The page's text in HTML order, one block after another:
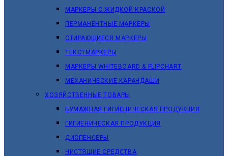
МАРКЕРЫ C ЖИДКОЙ КРАСКОЙ
ПЕРМАНЕНТНЫЕ МАРКЕРЫ
СТИРАЮЩИЕСЯ МАРКЕРЫ
ТЕКСТМАРКЕРЫ
МАРКЕРЫ WHITEBOARD & FLIPCHART
МЕХАНИЧЕСКИЕ КАРАНДАШИ
ХОЗЯЙСТВЕННЫЕ ТОВАРЫ
БУМАЖНАЯ ГИГИЕНИЧЕСКАЯ ПРОДУКЦИЯ
ГИГИЕНИЧЕСКАЯ ПРОДУКЦИЯ
ДИСПЕНСЕРЫ
ЧИСТЯЩИЕ СРЕДСТВА